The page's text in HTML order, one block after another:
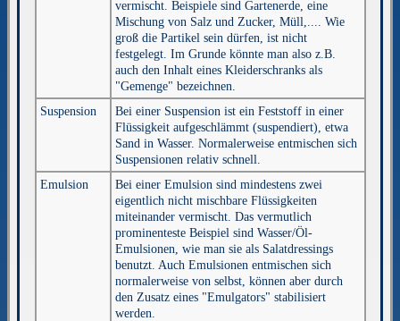
vermischt. Beispiele sind Gartenerde, eine
Mischung von Salz und Zucker, Müll,.... Wie
groß die Partikel sein dürfen, ist nicht
festgelegt. Im Grunde könnte man also z.B.
auch den Inhalt eines Kleiderschranks als
"Gemenge" bezeichnen.
Suspension
Bei einer Suspension ist ein Feststoff in einer
Flüssigkeit aufgeschlämmt (suspendiert), etwa
Sand in Wasser. Normalerweise entmischen sich
Suspensionen relativ schnell.
Emulsion
Bei einer Emulsion sind mindestens zwei
eigentlich nicht mischbare Flüssigkeiten
miteinander vermischt. Das vermutlich
prominenteste Beispiel sind Wasser/Öl-
Emulsionen, wie man sie als Salatdressings
benutzt. Auch Emulsionen entmischen sich
normalerweise von selbst, können aber durch
den Zusatz eines "Emulgators" stabilisiert
werden.